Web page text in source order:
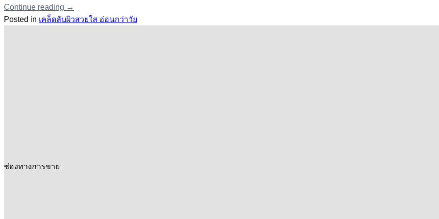
Continue reading →
Posted in เคล็ดลับผิวสวยใส อ่อนกว่าวัย
ช่องทางการขาย